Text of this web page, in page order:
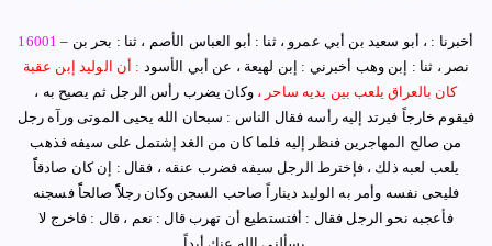
16001 – أخبرنا : ، أبو سعيد بن أبي عمرو ، ثنا : أبو العباس الأصم ، ثنا : بحر بن
نصر ، ثنا : إبن وهب أخبرني : إبن لهيعة ، عن أبي الأسود : أن الوليد إبن عقبة
كان بالعراق يلعب بين يديه ساحر ،وكان يضرب رأس الرجل ثم يصيح به ،
فيقوم خارجاً فيرتد إليه رأسه فقال الناس : سبحان الله يحيى الموتى ورآه رجل
من صالح المهاجرين فنظر إليه فلما كان من الغد إشتمل على سيفه فذهب
يلعب لعبه ذلك ، فإخترط الرجل سيفه فضرب عنقه ، فقال : إن كان صادقاًً
فليحى نفسه وأمر به الوليد ديناراً صاحب السجن وكان رجلاًًً صالحاًً فسجنه
فأعجبه نحو الرجل فقال : أفتستطيع أن تهرب قال : نعم ، قال : فاخرج لا